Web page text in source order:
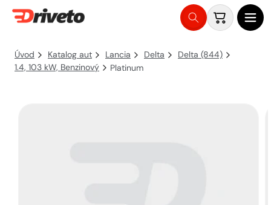
na
obsah
Košík
Úvod Katalog aut Lancia Delta
Delta (844)
1.4, 103 kW, Benzinový
Platinum